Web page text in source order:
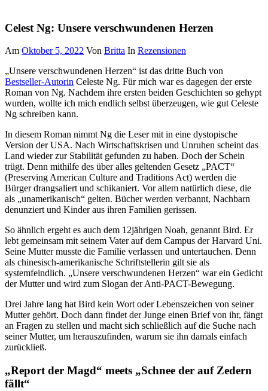
Celest Ng: Unsere verschwundenen Herzen
Am Oktober 5, 2022 Von Britta In Rezensionen
„Unsere verschwundenen Herzen“ ist das dritte Buch von
Bestseller-Autorin Celeste Ng. Für mich war es dagegen der erste
Roman von Ng. Nachdem ihre ersten beiden Geschichten so gehypt
wurden, wollte ich mich endlich selbst überzeugen, wie gut Celeste
Ng schreiben kann.
In diesem Roman nimmt Ng die Leser mit in eine dystopische
Version der USA. Nach Wirtschaftskrisen und Unruhen scheint das
Land wieder zur Stabilität gefunden zu haben. Doch der Schein
trügt. Denn mithilfe des über alles geltenden Gesetz „PACT“
(Preserving American Culture and Traditions Act) werden die
Bürger drangsaliert und schikaniert. Vor allem natürlich diese, die
als „unamerikanisch“ gelten. Bücher werden verbannt, Nachbarn
denunziert und Kinder aus ihren Familien gerissen.
So ähnlich ergeht es auch dem 12jährigen Noah, genannt Bird. Er
lebt gemeinsam mit seinem Vater auf dem Campus der Harvard Uni.
Seine Mutter musste die Familie verlassen und untertauchen. Denn
als chinesisch-amerikanische Schriftstellerin gilt sie als
systemfeindlich. „Unsere verschwundenen Herzen“ war ein Gedicht
der Mutter und wird zum Slogan der Anti-PACT-Bewegung.
Drei Jahre lang hat Bird kein Wort oder Lebenszeichen von seiner
Mutter gehört. Doch dann findet der Junge einen Brief von ihr, fängt
an Fragen zu stellen und macht sich schließlich auf die Suche nach
seiner Mutter, um herauszufinden, warum sie ihn damals einfach
zurückließ.
„Report der Magd“ meets „Schnee der auf Zedern
fällt“